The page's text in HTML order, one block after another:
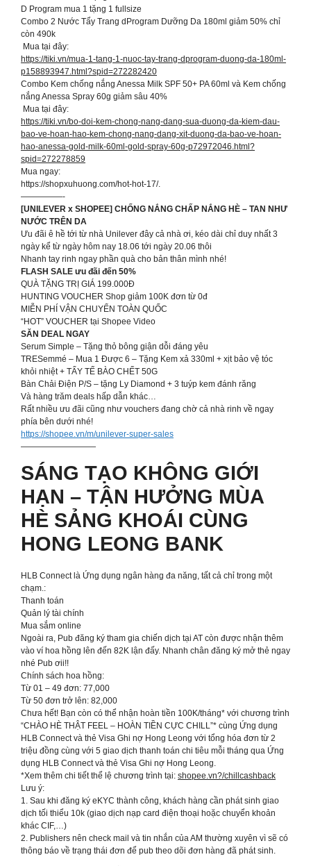
D Program mua 1 tặng 1 fullsize
Combo 2 Nước Tẩy Trang dProgram Dưỡng Da 180ml giảm 50% chỉ
còn 490k
️ Mua tại đây:
https://tiki.vn/mua-1-tang-1-nuoc-tay-trang-dprogram-duong-da-180ml-
p158893947.html?spid=272282420
Combo Kem chống nắng Anessa Milk SPF 50+ PA 60ml và Kem chống
nắng Anessa Spray 60g giảm sâu 40%
️ Mua tại đây:
https://tiki.vn/bo-doi-kem-chong-nang-dang-sua-duong-da-kiem-dau-
bao-ve-hoan-hao-kem-chong-nang-dang-xit-duong-da-bao-ve-hoan-
hao-anessa-gold-milk-60ml-gold-spray-60g-p72972046.html?
spid=272278859
Mua ngay:
https://shopxuhuong.com/hot-hot-17/.
—————-
[UNILEVER x SHOPEE] CHỐNG NẮNG CHẤP NẮNG HÈ – TAN NHƯ
NƯỚC TRÊN DA
Ưu đãi ê hề tới từ nhà Unilever đây cả nhà ơi, kéo dài chỉ duy nhất 3
ngày kể từ ngày hôm nay 18.06 tới ngày 20.06 thôi
Nhanh tay rinh ngay phần quà cho bản thân mình nhé!
FLASH SALE ưu đãi đến 50%
QUÀ TẶNG TRỊ GIÁ 199.000Đ
HUNTING VOUCHER Shop giảm 100K đơn từ 0đ
MIỄN PHÍ VẬN CHUYỂN TOÀN QUỐC
“HOT” VOUCHER tại Shopee Video
SĂN DEAL NGAY
Serum Simple – Tặng thỏ bông giận dỗi đáng yêu
TRESemmé – Mua 1 Được 6 – Tặng Kem xả 330ml + xịt bảo vệ tóc
khỏi nhiệt + TẨY TẾ BÀO CHẾT 50G
Bàn Chải Điện P/S – tặng Ly Diamond + 3 tuýp kem đánh răng
Và hàng trăm deals hấp dẫn khác…
Rất nhiều ưu đãi cũng như vouchers đang chờ cả nhà rinh về ngay
phía bên dưới nhé!
https://shopee.vn/m/unilever-super-sales
—————————
SÁNG TẠO KHÔNG GIỚI
HẠN – TẬN HƯỞNG MÙA
HÈ SẢNG KHOÁI CÙNG
HONG LEONG BANK
HLB Connect là Ứng dụng ngân hàng đa năng, tất cả chỉ trong một
chạm.:
Thanh toán
Quản lý tài chính
Mua sắm online
Ngoài ra, Pub đăng ký tham gia chiến dịch tại AT còn được nhận thêm
vào ví hoa hồng lên đến 82K lận đấy. Nhanh chân đăng ký mở thẻ ngay
nhé Pub ơii!!
Chính sách hoa hồng:
Từ 01 – 49 đơn: 77,000
Từ 50 đơn trở lên: 82,000
Chưa hết! Bạn còn có thể nhận hoàn tiền 100K/tháng* với chương trình
“CHÀO HÈ THẬT FEEL – HOÀN TIỀN CỰC CHILL”* cùng Ứng dụng
HLB Connect và thẻ Visa Ghi nợ Hong Leong với tổng hóa đơn từ 2
triệu đồng cùng với 5 giao dịch thanh toán chi tiêu mỗi tháng qua Ứng
dụng HLB Connect và thẻ Visa Ghi nợ Hong Leong.
*Xem thêm chi tiết thể lệ chương trình tại: shopee.vn?/chillcashback
Lưu ý:
1. Sau khi đăng ký eKYC thành công, khách hàng cần phát sinh giao
dịch tối thiểu 10k (giao dịch nạp card điện thoại hoặc chuyển khoản
khác CIF,…)
2. Publishers nên check mail và tin nhắn của AM thường xuyên vì sẽ có
thông báo về trạng thái đơn để pub theo dõi đơn hàng đã phát sinh.